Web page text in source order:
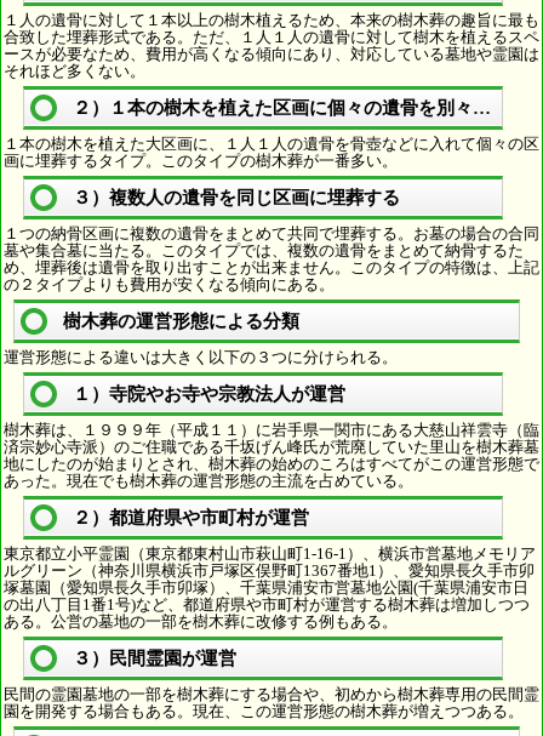
１人の遺骨に対して１本以上の樹木植えるため、本来の樹木葬の趣旨に最も
合致した埋葬形式である。ただ、１人１人の遺骨に対して樹木を植えるスペ
ースが必要なため、費用が高くなる傾向にあり、対応している墓地や霊園は
それほど多くない。
２）１本の樹木を植えた区画に個々の遺骨を別々に埋葬
１本の樹木を植えた大区画に、１人１人の遺骨を骨壺などに入れて個々の区
画に埋葬するタイプ。このタイプの樹木葬が一番多い。
３）複数人の遺骨を同じ区画に埋葬する
１つの納骨区画に複数の遺骨をまとめて共同で埋葬する。お墓の場合の合同
墓や集合墓に当たる。このタイプでは、複数の遺骨をまとめて納骨するた
め、埋葬後は遺骨を取り出すことが出来ません。このタイプの特徴は、上記
の２タイプよりも費用が安くなる傾向にある。
樹木葬の運営形態による分類
運営形態による違いは大きく以下の３つに分けられる。
１）寺院やお寺や宗教法人が運営
樹木葬は、１９９９年（平成１１）に岩手県一関市にある大慈山祥雲寺（臨
済宗妙心寺派）のご住職である千坂げん峰氏が荒廃していた里山を樹木葬墓
地にしたのが始まりとされ、樹木葬の始めのころはすべてがこの運営形態で
あった。現在でも樹木葬の運営形態の主流を占めている。
２）都道府県や市町村が運営
東京都立小平霊園（東京都東村山市萩山町1-16-1）、横浜市営墓地メモリア
ルグリーン（神奈川県横浜市戸塚区俣野町1367番地1）、愛知県長久手市卯
塚墓園（愛知県長久手市卯塚）、千葉県浦安市営墓地公園(千葉県浦安市日
の出八丁目1番1号)など、都道府県や市町村が運営する樹木葬は増加しつつ
ある。公営の墓地の一部を樹木葬に改修する例もある。
３）民間霊園が運営
民間の霊園墓地の一部を樹木葬にする場合や、初めから樹木葬専用の民間霊
園を開発する場合もある。現在、この運営形態の樹木葬が増えつつある。